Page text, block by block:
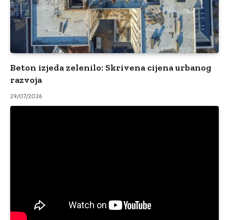
Beton izjeda zelenilo: Skrivena cijena urbanog
razvoja
29/07/2026